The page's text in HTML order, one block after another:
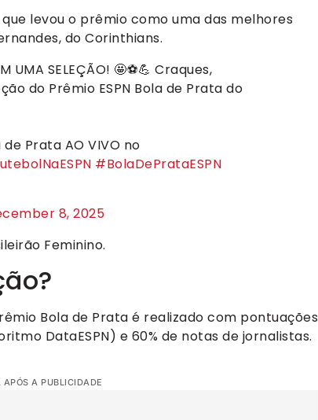
levou o prêmio como uma das melhores
do Corinthians.
UMA SELEÇÃO! 🤩⚽💪 Craques,
do Prêmio ESPN Bola de Prata do
de Prata AO VIVO no
#BolaDePrataESPN
8, 2025
Feminino.
Bola de Prata é realizado com pontuações
DataESPN) e 60% de notas de jornalistas.
APÓS A PUBLICIDADE